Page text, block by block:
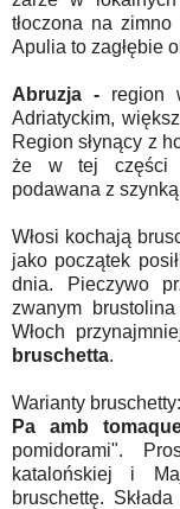
tłoczona na
Apulia to zagłębie
Abruzja - region
Adriatyckim,
Region słynący z
że w tej części
podawana z
Włosi kochają
jako początek
dnia. Pieczywo
zwanym
Włoch
bruschetta.
Warianty bruschetty:
Pa amb
pomidorami".
katalońskiej i
bruschettę.